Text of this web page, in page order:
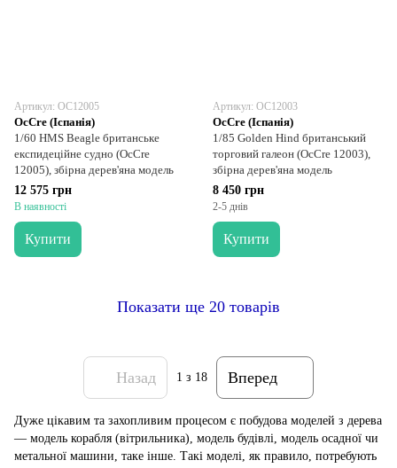
Артикул: OC12005
OcCre (Іспанія)
1/60 HMS Beagle британське
експидеційне судно (OcCre
12005), збірна дерев'яна модель
12 575 грн
В наявності
Купити
Артикул: OC12003
OcCre (Іспанія)
1/85 Golden Hind британський
торговий галеон (OcCre 12003),
збірна дерев'яна модель
8 450 грн
2-5 днів
Купити
Показати ще 20 товарів
Назад 1 з 18 Вперед
Дуже цікавим та захопливим процесом є побудова моделей з дерева
— модель корабля (вітрильника), модель будівлі, модель осадної чи
метальної машини, таке інше. Такі моделі, як правило, потребують